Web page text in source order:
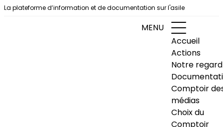
Aller au contenu
La plateforme d’information et de documentation sur l'asile
MENU
Accueil
Actions
Notre regard
Comptoir
médias
Choix du
Comptoir